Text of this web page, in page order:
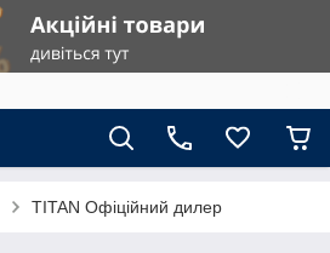
TITAN Офіційний дилер